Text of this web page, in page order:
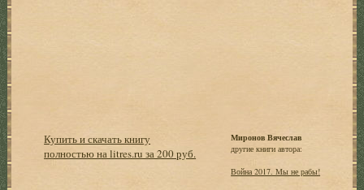
Купить и скачать книгу
полностью на litres.ru за 200 руб.
Миронов Вячеслав
другие книги автора:
Война 2017. Мы не рабы!